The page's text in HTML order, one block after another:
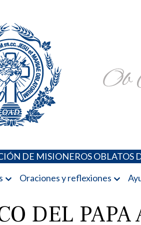
DE MISIONEROS OBLATOS
Oraciones y reflexiones
DEL